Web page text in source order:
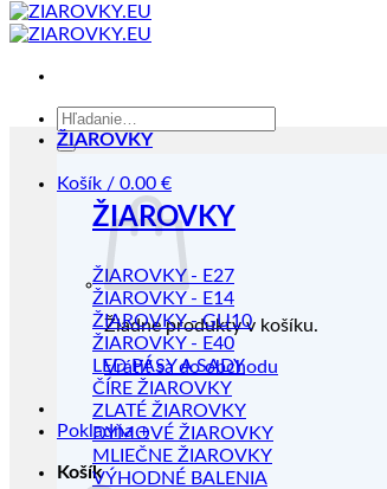
Hľadať:
Košík / 0.00 €
Žiadne produkty v košíku.
Vrátiť sa do obchodu
Pokladňa +
Košík
ŽIAROVKY
ŽIAROVKY
ŽIAROVKY - E27
ŽIAROVKY - E14
ŽIAROVKY - GU10
ŽIAROVKY - E40
LED PÁSY A SADY
ČÍRE ŽIAROVKY
ZLATÉ ŽIAROVKY
DYMOVÉ ŽIAROVKY
MLIEČNE ŽIAROVKY
VÝHODNÉ BALENIA